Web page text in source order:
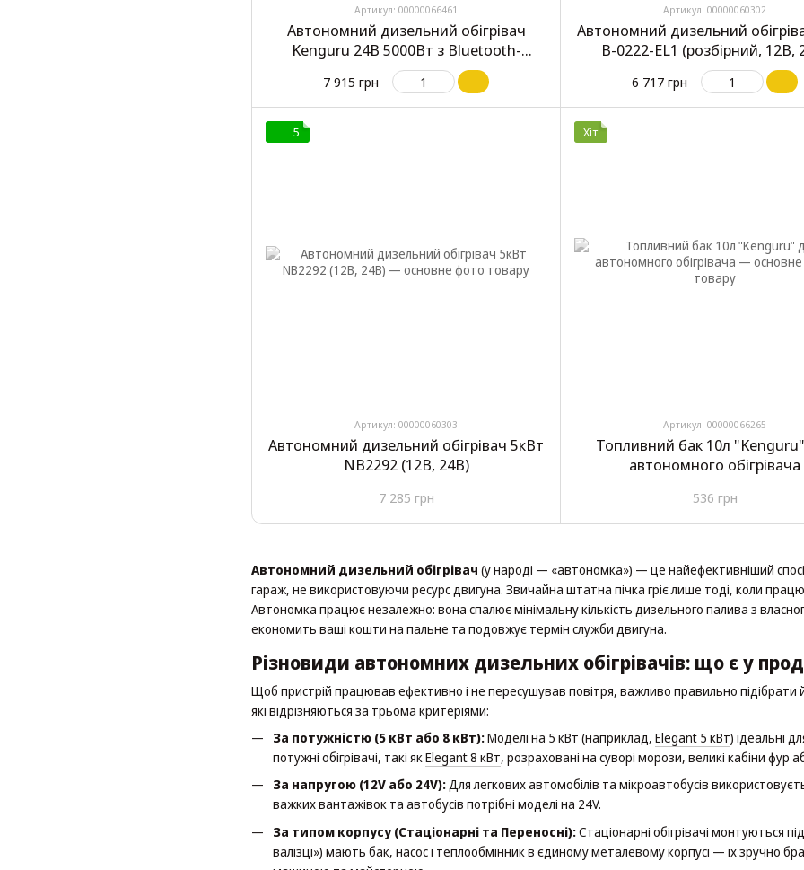
Автономний дизельний обігрівач (у народі — «автономка») — це найефективніший
гараж, не використовуючи ресурс двигуна. Звичайна штатна пічка гріє лише тоді, коли
Автономка працює незалежно: вона спалює мінімальну кількість дизельного палива з
економить ваші кошти на пальне та подовжує термін служби двигуна.
Різновиди автономних дизельних обігрівачів: що є у
Щоб пристрій працював ефективно і не пересушував повітря, важливо правильно
які відрізняються за трьома критеріями:
За потужністю (5 кВт або 8 кВт):Моделі на 5 кВт (наприклад, Elegant 5 кВт) ідеальні
потужні обігрівачі, такі якElegant 8 кВт, розраховані на суворі морози, великі кабіни фур
За напругою (12V або 24V):Для легкових автомобілів та мікроавтобусів
важких вантажівок та автобусів потрібні моделі на 24V.
За типом корпусу (Стаціонарні та Переносні):Стаціонарні обігрівачі монтуються
валізці») мають бак, насос і теплообмінник в єдиному металевому корпусі — їх зручно
Артикул: 00000066461
Автономний дизельний обігрівач
Kenguru 24В 5000Вт з Bluetooth-
контролем (39x14.5x14.5)
7 915 грн
Артикул: 00000060302
Автономний дизельний
В-0222-EL1 (розбірний, 12В,
6 717 грн
5
Артикул: 00000060303
Автономний дизельний обігрівач 5кВт
NB2292 (12В, 24В)
7 285 грн
Хіт
Артикул: 00000066265
Топливний бак 10л
автономного обігрівача
536 грн